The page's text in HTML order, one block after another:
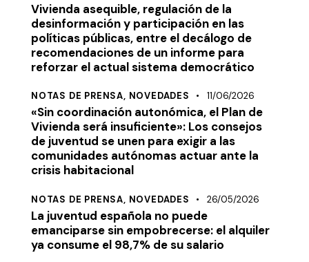
Vivienda asequible, regulación de la
desinformación y participación en las
políticas públicas, entre el decálogo de
recomendaciones de un informe para
reforzar el actual sistema democrático
NOTAS DE PRENSA, NOVEDADES 11/06/2026
«Sin coordinación autonómica, el Plan de
Vivienda será insuficiente»: Los consejos
de juventud se unen para exigir a las
comunidades autónomas actuar ante la
crisis habitacional
NOTAS DE PRENSA, NOVEDADES 26/05/2026
La juventud española no puede
emanciparse sin empobrecerse: el alquiler
ya consume el 98,7% de su salario